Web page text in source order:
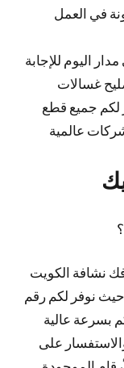
في العمل
اليوم للإجابة
غسالات
لكم جميع قطع
عالمية
نشافة الكويت
نوفر لكم رقم
بسرعة عالية
على